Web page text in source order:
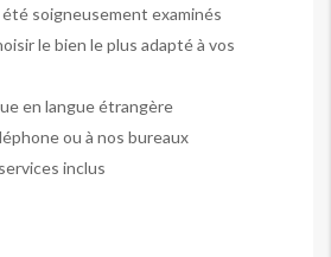
soigneusement examinés
le bien le plus adapté à vos
en langue étrangère
ou à nos bureaux
inclus